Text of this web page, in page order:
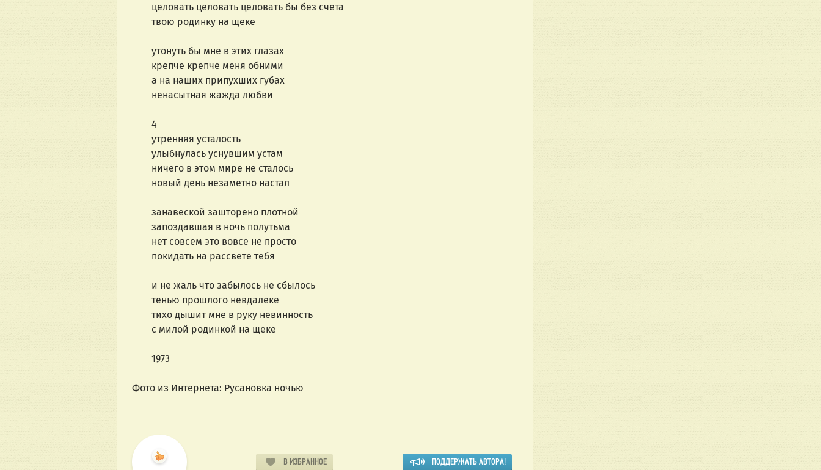
целовать целовать целовать бы без счета
твою родинку на щеке
утонуть бы мне в этих глазах
крепче крепче меня обними
а на наших припухших губах
ненасытная жажда любви
4
утренняя усталость
улыбнулась уснувшим устам
ничего в этом мире не сталось
новый день незаметно настал
занавеской зашторено плотной
запоздавшая в ночь полутьма
нет совсем это вовсе не просто
покидать на рассвете тебя
и не жаль что забылось не сбылось
тенью прошлого невдалеке
тихо дышит мне в руку невинность
с милой родинкой на щеке
1973
Фото из Интернета: Русановка ночью
В ИЗБРАННОЕ ПОДДЕРЖАТЬ АВТОРА!